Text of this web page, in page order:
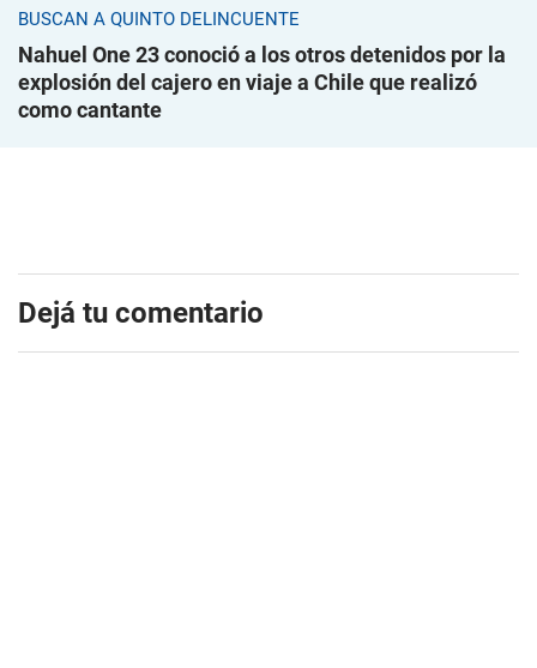
BUSCAN A QUINTO DELINCUENTE
Nahuel One 23 conoció a los otros detenidos por la
explosión del cajero en viaje a Chile que realizó
como cantante
Dejá tu comentario